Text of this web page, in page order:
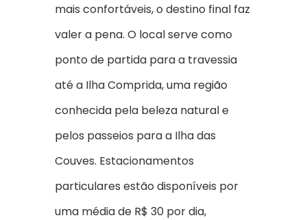
mais confortáveis, o destino final faz
valer a pena. O local serve como
ponto de partida para a travessia
até a Ilha Comprida, uma região
conhecida pela beleza natural e
pelos passeios para a Ilha das
Couves. Estacionamentos
particulares estão disponíveis por
uma média de R$ 30 por dia,